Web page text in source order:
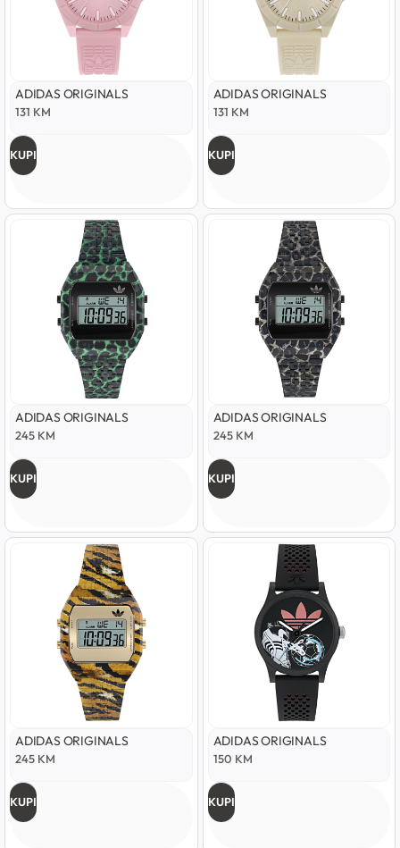
ADIDAS ORIGINALS
131 KM
KUPI
ADIDAS ORIGINALS
131 KM
KUPI
ADIDAS ORIGINALS
245 KM
KUPI
ADIDAS ORIGINALS
245 KM
KUPI
ADIDAS ORIGINALS
245 KM
KUPI
ADIDAS ORIGINALS
150 KM
KUPI